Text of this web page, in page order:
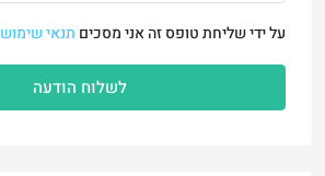
על ידי שליחת טופס זה אני מסכים תנאי שימוש
לשלוח הודעה